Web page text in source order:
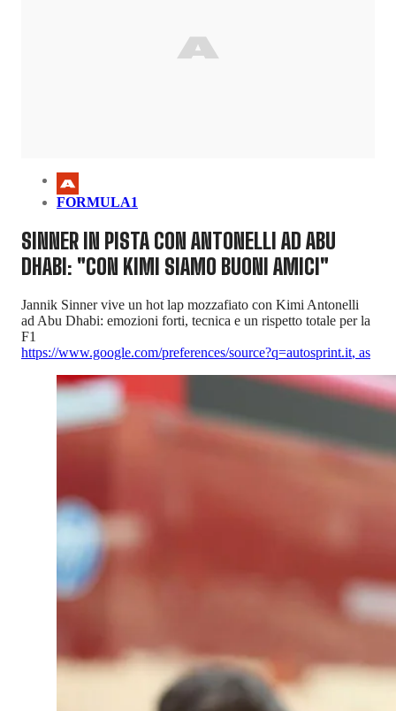
FORMULA1
SINNER IN PISTA CON ANTONELLI AD ABU
DHABI: "CON KIMI SIAMO BUONI AMICI"
Jannik Sinner vive un hot lap mozzafiato con Kimi Antonelli
ad Abu Dhabi: emozioni forti, tecnica e un rispetto totale per la
F1
https://www.google.com/preferences/source?q=autosprint.it, as